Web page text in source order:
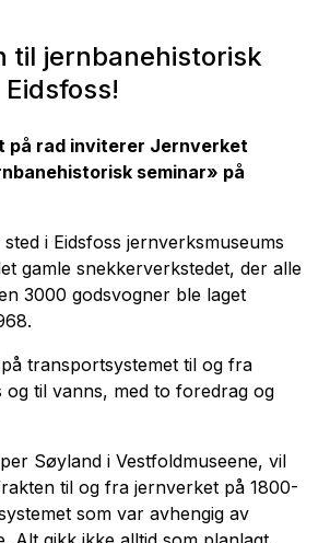
til jernbanehistorisk
på rad inviterer Jernverket
seminar» på
i Eidsfoss jernverksmuseums
gamle snekkerverkstedet, der alle
3000 godsvogner ble laget
transportsystemet til og fra
og til vanns, med to foredrag og
Søyland i Vestfoldmuseene, vil
til og fra jernverket på 1800-
som var avhengig av